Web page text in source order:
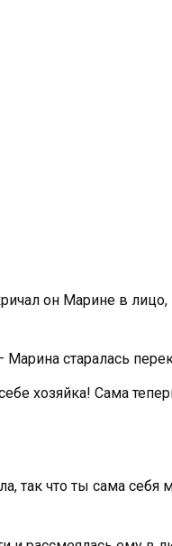
он Марине в лицо,
старалась
хозяйка! Сама
так что ты сама себя